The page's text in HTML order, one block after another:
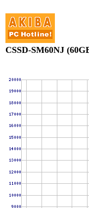
CSSD-SM60NJ